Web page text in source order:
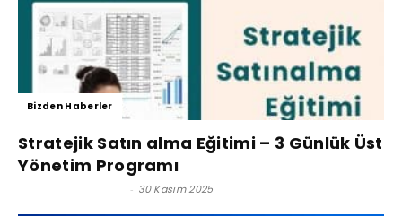
Bizden Haberler
Stratejik Satın alma Eğitimi – 3 Günlük Üst
Yönetim Programı
- 30 Kasım 2025